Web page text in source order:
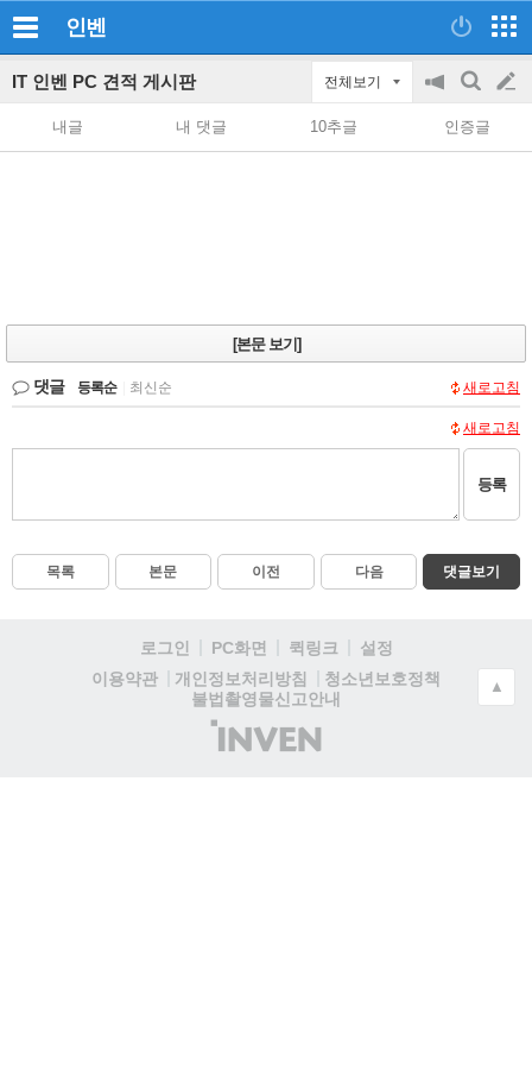
인벤
IT 인벤 PC 견적 게시판 전체보기
공
on/off
검
색
글
쓰
내글 내 댓글 10추글 인증글
[본문 보기]
댓글 등록순 최신순 새로고침
새로고침
등록
목록 본문 이전 다음 댓글보기
로그인 PC화면 퀵링크
설정
이용약관
개인정보처리방침
청소년보호정책
불법촬영물신고안내
(주)
인
▲